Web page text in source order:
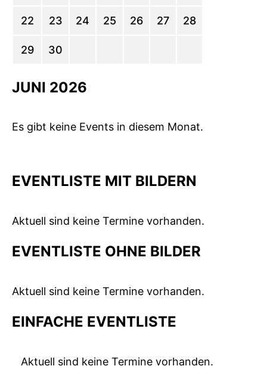
22 23 24 25 26 27 28
29 30
JUNI 2026
Es gibt keine Events in diesem Monat.
EVENTLISTE MIT BILDERN
Aktuell sind keine Termine vorhanden.
EVENTLISTE OHNE BILDER
Aktuell sind keine Termine vorhanden.
EINFACHE EVENTLISTE
Aktuell sind keine Termine vorhanden.